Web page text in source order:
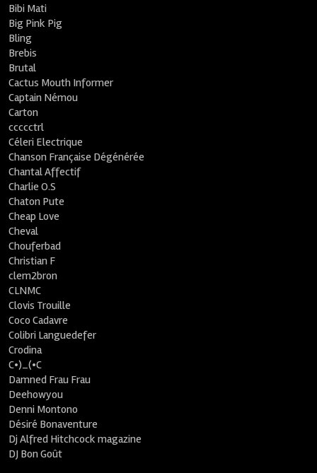
Bibi Mati
Big Pink Pig
Bling
Brebis
Brutal
Cactus Mouth Informer
Captain Némou
Carton
ccccctrl
Céleri Electrique
Chanson Française Dégénérée
Chantal Affectif
Charlie O.S
Chaton Pute
Cheap Love
Cheval
Chouferbad
Christian F
clem2bron
CLNMC
Clovis Trouille
Coco Cadavre
Colibri Languedefer
Crodina
C•)_(•C
Damned Frau Frau
Deehowyou
Denni Montono
Désiré Bonaventure
Dj Alfred Hitchcock magazine
DJ Bon Goût